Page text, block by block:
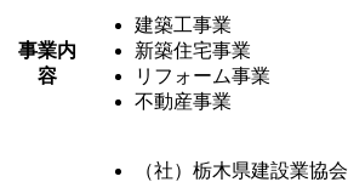
事業内
容
建築工事業
新築住宅事業
リフォーム事業
不動産事業
（社）栃木県建設業協会